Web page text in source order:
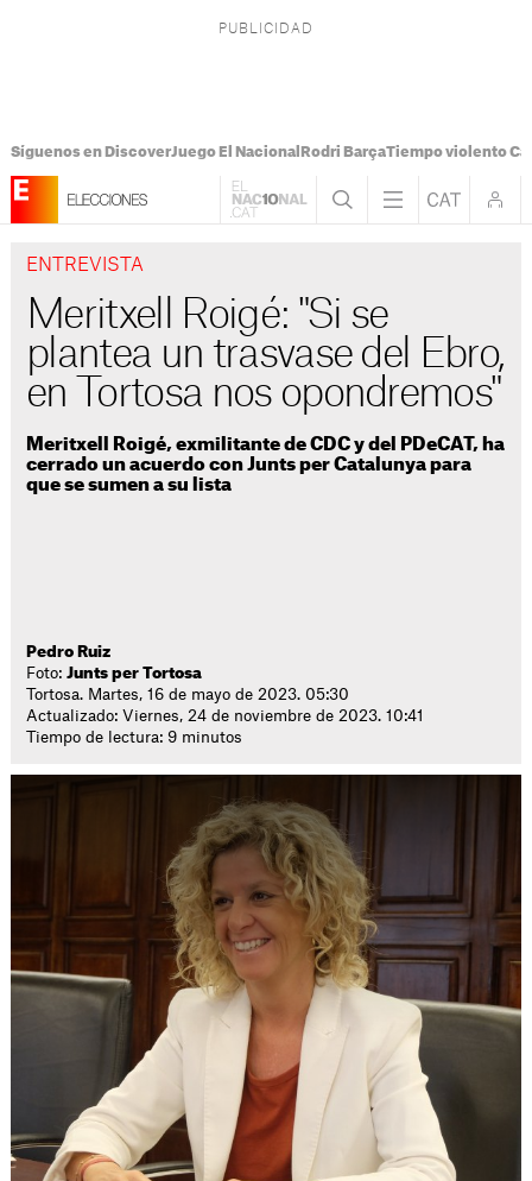
Síguenos en DiscoverJuego El Nacional Rodri BarçaTiempo violento
ENTREVISTA
Meritxell Roigé: "Si se
plantea un trasvase del Ebro,
en Tortosa nos opondremos"
Meritxell Roigé, exmilitante de CDC y del PDeCAT, ha
cerrado un acuerdo con Junts per Catalunya para
que se sumen a su lista
Pedro Ruiz
Foto:Junts per Tortosa
Tortosa. Martes, 16 de mayo de 2023. 05:30
Actualizado: Viernes, 24 de noviembre de 2023. 10:41
Tiempo de lectura: 9 minutos